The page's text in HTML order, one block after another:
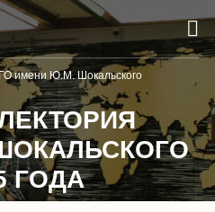
имени Ю.М. Шокальского
ГОДА